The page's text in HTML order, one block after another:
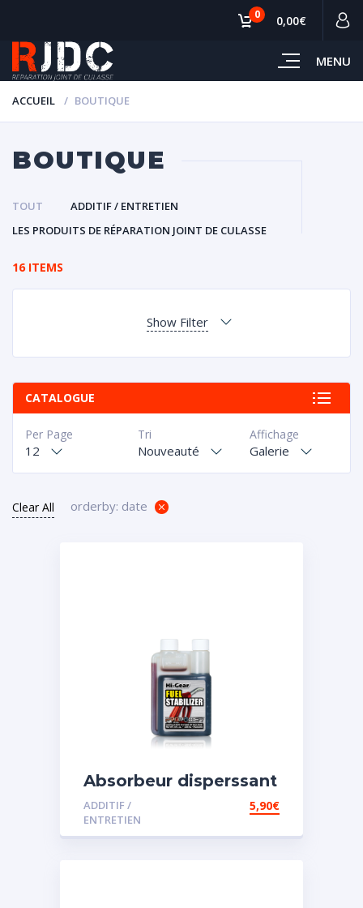
MENU
0 0,00€
ACCUEIL BOUTIQUE
BOUTIQUE
TOUT
ADDITIF / ENTRETIEN
LES PRODUITS DE RÉPARATION JOINT DE CULASSE
16 ITEMS
Show Filter
CATALOGUE
Affichage
Galerie
Tri
Nouveauté
Per Page
12
Clear All orderby: date
Absorbeur disperssant
d’eau pour carburant
ADDITIF /
ENTRETIEN
5,90€